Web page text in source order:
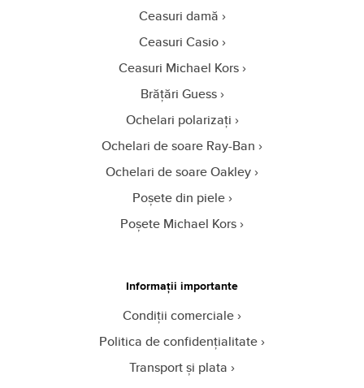
Ceasuri damă
Ceasuri Casio
Ceasuri Michael Kors
Brățări Guess
Ochelari polarizați
Ochelari de soare Ray-Ban
Ochelari de soare Oakley
Poșete din piele
Poșete Michael Kors
Informații importante
Condiții comerciale
Politica de confidențialitate
Transport și plata